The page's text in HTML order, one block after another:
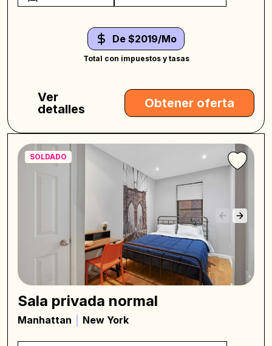
De $2019/Mo
Total con impuestos y tasas
Ver
detalles
Obtener oferta
SOLDADO
Sala privada normal
Manhattan New York